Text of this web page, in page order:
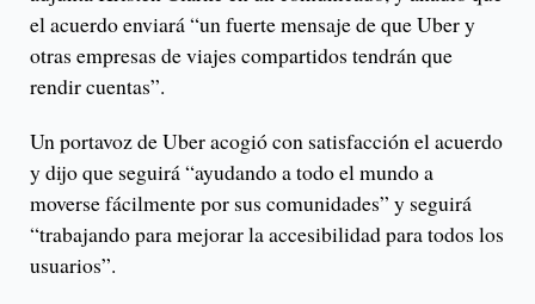
el acuerdo enviará “un fuerte mensaje de que Uber y
otras empresas de viajes compartidos tendrán que
rendir cuentas”.
Un portavoz de Uber acogió con satisfacción el acuerdo
y dijo que seguirá “ayudando a todo el mundo a
moverse fácilmente por sus comunidades” y seguirá
“trabajando para mejorar la accesibilidad para todos los
usuarios”.